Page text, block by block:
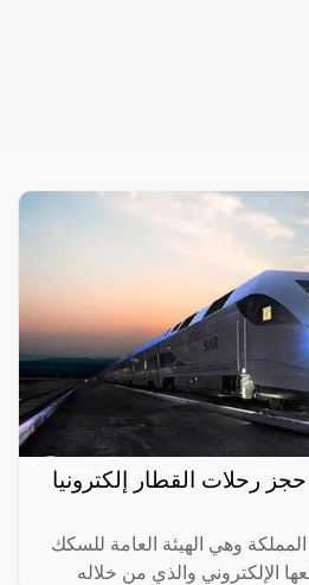
رحلات القطار إلكترونيا
وهي الهيئة العامة للسكك
الإلكتروني والذي من خلاله